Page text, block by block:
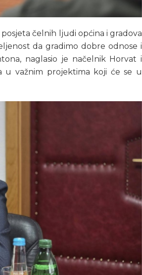
čelnih ljudi općina i gradova
da gradimo dobre odnose i
naglasio je načelnik Horvat i
u važnim projektima koji će se u